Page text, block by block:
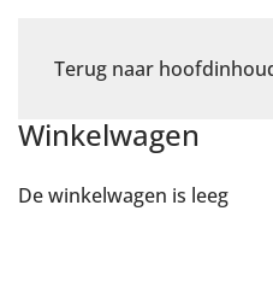
Terug naar
Winkelwagen
De winkelwagen is leeg